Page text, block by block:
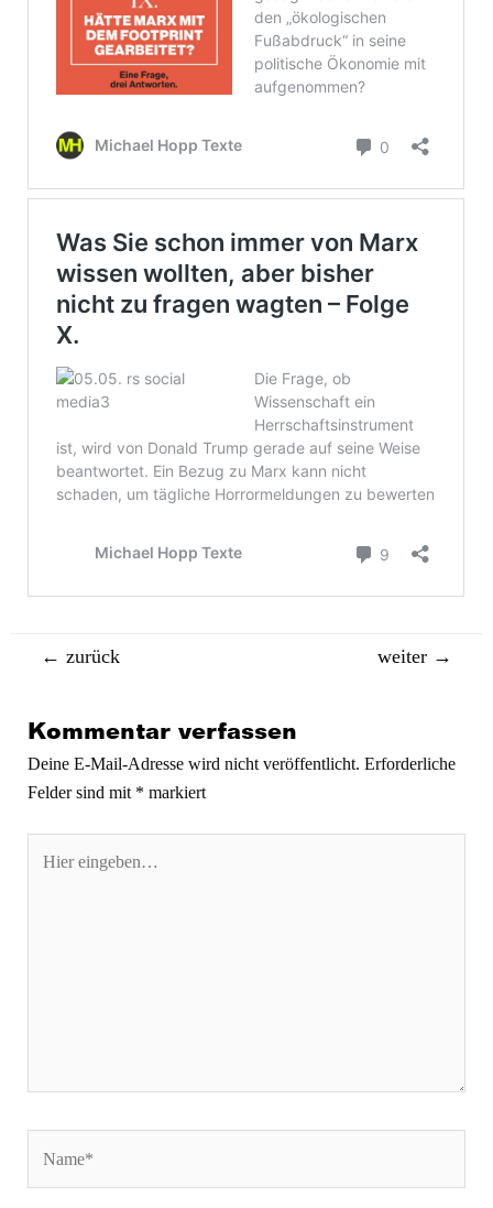
Beitragsnavigation
← zurück weiter →
Kommentar verfassen
Deine E-Mail-Adresse wird nicht veröffentlicht. Erforderliche
Felder sind mit * markiert
eingeben…